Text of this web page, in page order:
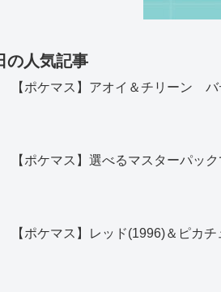
の人気記事
【ポケマス】アオイ＆チリーン
【ポケマス】選べるマスターパッ
【ポケマス】レッド(1996)＆ピカ